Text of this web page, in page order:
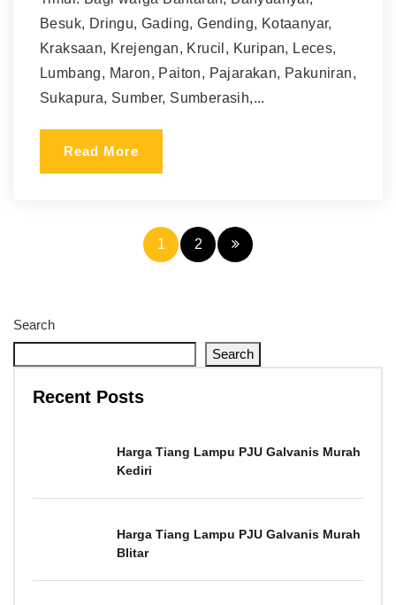
Besuk, Dringu, Gading, Gending, Kotaanyar,
Kraksaan, Krejengan, Krucil, Kuripan, Leces,
Lumbang, Maron, Paiton, Pajarakan, Pakuniran,
Sukapura, Sumber, Sumberasih,...
Read More
1 2
Search
Search
Recent Posts
Harga Tiang Lampu PJU Galvanis Murah
Kediri
Harga Tiang Lampu PJU Galvanis Murah
Blitar